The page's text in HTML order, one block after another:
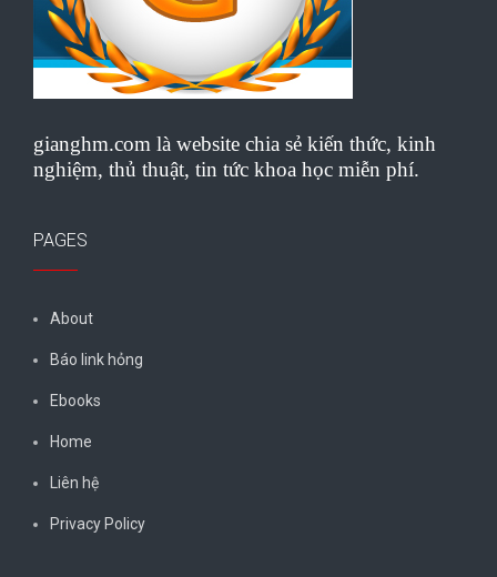
gianghm.com là website chia sẻ kiến thức, kinh
nghiệm, thủ thuật, tin tức khoa học miễn phí.
PAGES
About
Báo link hỏng
Ebooks
Home
Liên hệ
Privacy Policy